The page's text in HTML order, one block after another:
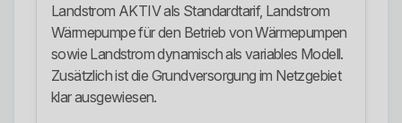
Landstrom AKTIV als Standardtarif, Landstrom
Wärmepumpe für den Betrieb von Wärmepumpen
sowie Landstrom dynamisch als variables Modell.
Zusätzlich ist die Grundversorgung im Netzgebiet
klar ausgewiesen.